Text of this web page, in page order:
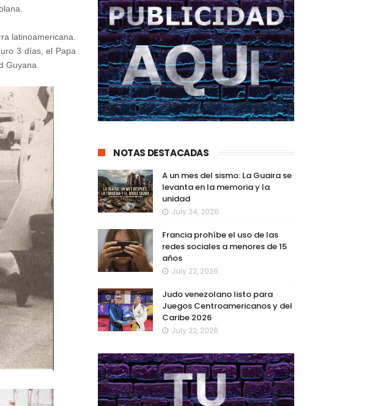
latinoamericana.
3 días, el Papa
Guyana.
NOTAS DESTACADAS
A un mes del sismo: La Guaira se
levanta en la memoria y la
unidad
July 24, 2026
Francia prohíbe el uso de las
redes sociales a menores de 15
años
July 22, 2026
Judo venezolano listo para
Juegos Centroamericanos y del
Caribe 2026
July 22, 2026